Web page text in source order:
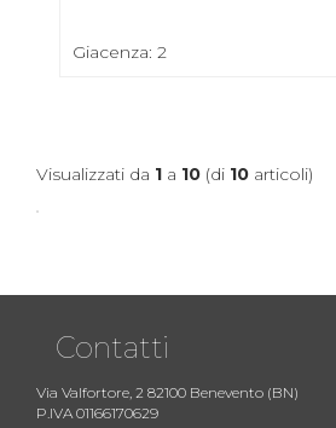
Giacenza: 2
Visualizzati da 1 a 10 (di 10 articoli)
Contatti
Via Valfortore, 2 82100 Benevento (BN)
P.IVA 01166170629